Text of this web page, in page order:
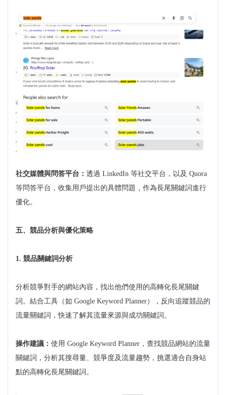
社交媒體與問答平台： 透過 LinkedIn 等社交平台，以及 Quora
等問答平台，收集用戶提出的具體問題，作為長尾關鍵詞進行
優化。
五、競品分析與優化策略
1. 競品關鍵詞分析
分析競爭對手的網站內容，找出他們使用的高轉化長尾關鍵
詞。結合工具（如 Google Keyword Planner），反向追蹤競品的
流量關鍵詞，快速了解其流量來源與成功關鍵詞。
操作建議： 使用 Google Keyword Planner，查找競品網站的流量
關鍵詞，分析其搜尋量、競爭度及流量趨勢，挑選適合自身站
點的高轉化長尾關鍵詞。